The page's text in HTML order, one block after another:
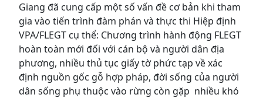
Giang đã cung cấp một số vấn đề cơ bản khi tham
gia vào tiến trình đàm phán và thực thi Hiệp định
VPA/FLEGT cụ thể: Chương trình hành động FLEGT
hoàn toàn mới đối với cán bộ và người dân địa
phương, nhiều thủ tục giấy tờ phức tạp về xác
định nguồn gốc gỗ hợp pháp, đời sống của người
dân sống phụ thuộc vào rừng còn gặp nhiều khó